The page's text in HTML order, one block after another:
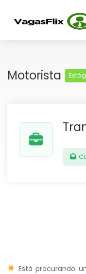
Motorista
Está procurando